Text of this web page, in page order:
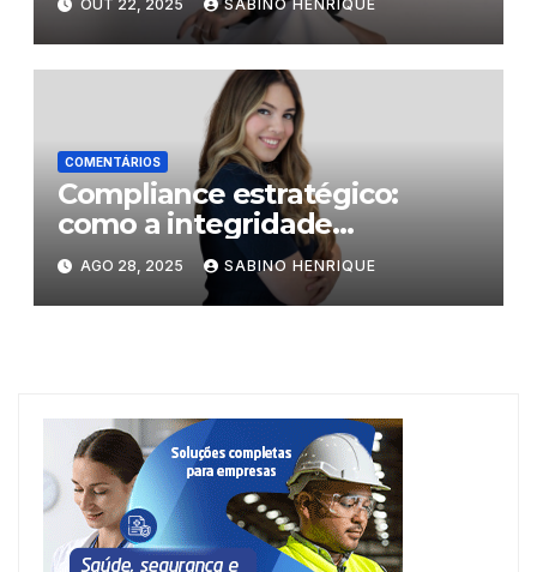
OUT 22, 2025 SABINO HENRIQUE
COMENTÁRIOS
Compliance estratégico:
como a integridade
corporativa protege
empresas
AGO 28, 2025 SABINO HENRIQUE